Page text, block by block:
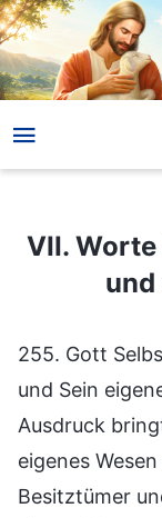
VII. Worte über
VII.
und
255. Gott
und Sein
Ausdruck
eigenes
Besitztümer